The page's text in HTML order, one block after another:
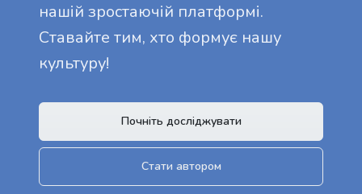
нашій зростаючій платформі.
Ставайте тим, хто формує нашу
культуру!
Почніть досліджувати
Стати автором